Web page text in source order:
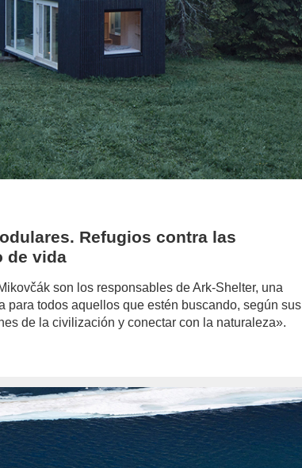
Refugios contra las
de vida
son los responsables de Ark-Shelter, una
para todos aquellos que estén buscando, según sus
de la civilización y conectar con la naturaleza».
cristobal-